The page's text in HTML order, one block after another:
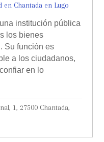
en Chantada en Lugo
institución pública
los bienes
Su función es
a los ciudadanos,
en lo
1, 27500 Chantada,